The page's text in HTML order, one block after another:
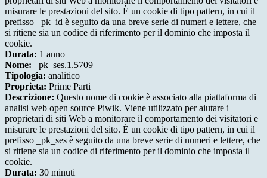
misurare le prestazioni del sito. È un cookie di tipo pattern, in cui il
prefisso _pk_id è seguito da una breve serie di numeri e lettere, che
si ritiene sia un codice di riferimento per il dominio che imposta il
cookie.
Durata: 1 anno
Nome: _pk_ses.1.5709
Tipologia: analitico
Proprieta: Prime Parti
Descrizione: Questo nome di cookie è associato alla piattaforma di
analisi web open source Piwik. Viene utilizzato per aiutare i
proprietari di siti Web a monitorare il comportamento dei visitatori e
misurare le prestazioni del sito. È un cookie di tipo pattern, in cui il
prefisso _pk_ses è seguito da una breve serie di numeri e lettere, che
si ritiene sia un codice di riferimento per il dominio che imposta il
cookie.
Durata: 30 minuti